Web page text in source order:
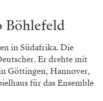
Böhlefeld
in Südafrika. Die
Er drehte mit
Göttingen, Hannover,
für das ­Ensemble